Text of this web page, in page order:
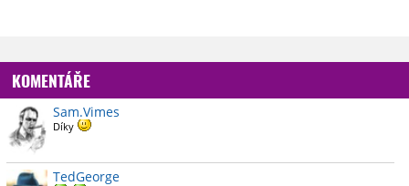
KOMENTÁŘE
Sam.Vimes
Díky
TedGeorge